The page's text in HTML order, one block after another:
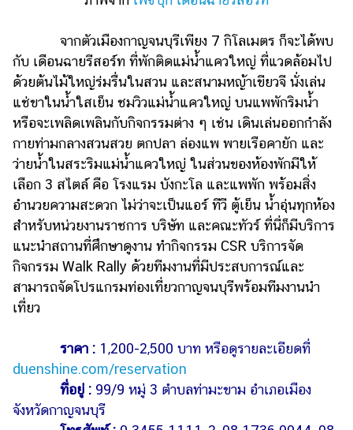
จากตัวเมืองกาญจนบุรีเพียง 7 กิโลเมตร ก็จะได้พบ
กับ เดือนฉายรีสอร์ท ที่พักติดแม่น้ำแควใหญ่ ที่แวดล้อมไป
ด้วยต้นไม้ใหญ่ร่มรื่นในสวน และสนามหญ้าเขียวจี นั่งเล่น
แช่ขาในน้ำใสเย็น ชมวิวแม่น้ำแควใหญ่ บนแพพักริมน้ำ
หรือจะเพลิดเพลินกับกิจกรรมต่าง ๆ เช่น เดินเล่นออกกำลัง
กายท่ามกลางสวนสวย ตกปลา ล่องแพ พายเรือคายัก และ
ว่ายน้ำในสระริมแม่น้ำแควใหญ่ ในส่วนของห้องพักมีให้
เลือก 3 สไตล์ คือ โรงแรม บังกะโล และแพพัก พร้อมสิ่ง
อำนวยความสะดวก ไม่ว่าจะเป็นแอร์ ทีวี ตู้เย็น น้ำอุ่นทุกห้อง
สำหรับหน่วยงานราชการ บริษัท และคณะทัวร์ ที่นี่ก็มีบริการ
แนะนำสถานที่ศึกษาดูงาน ทำกิจกรรม CSR บริการจัด
กิจกรรม Walk Rally ด้วยทีมงานที่มีประสบการณ์และ
สามารถจัดโปรแกรมท่องเที่ยวกาญจนบุรีพร้อมทีมงานนำ
เที่ยว
ราคา : 1,200-2,500 บาท หรือดูรายละเอียดที่
duenshine.com/reservation
ที่อยู่ : 99/9 หมู่ 3 ตำบลท่ามะขาม อำเภอเมือง
จังหวัดกาญจนบุรี